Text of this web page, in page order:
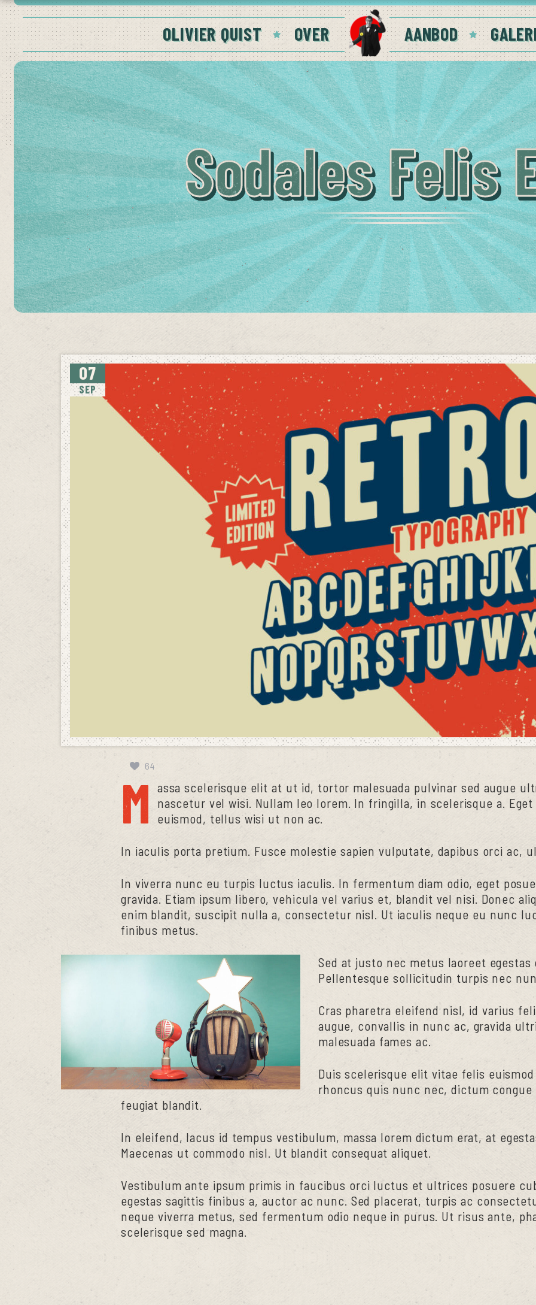
OLIVIER QUIST OVER AANBOD
Sodales Felis
07
SEP
64
M assa scelerisque elit at ut id, tortor malesuada pulvinar sed augue
nascetur vel wisi. Nullam leo lorem. In fringilla, in scelerisque a.
euismod, tellus wisi ut non ac.
In iaculis porta pretium. Fusce molestie sapien vulputate, dapibus orci ac,
In viverra nunc eu turpis luctus iaculis. In fermentum diam odio, eget
gravida. Etiam ipsum libero, vehicula vel varius et, blandit vel nisi. Donec
enim blandit, suscipit nulla a, consectetur nisl. Ut iaculis neque eu nunc
finibus metus.
Sed at justo nec metus laoreet egestas
Pellentesque sollicitudin turpis nec
Cras pharetra eleifend nisl, id varius
augue, convallis in nunc ac, gravida
malesuada fames ac.
Duis scelerisque elit vitae felis
rhoncus quis nunc nec, dictum congue
feugiat blandit.
In eleifend, lacus id tempus vestibulum, massa lorem dictum erat, at
Maecenas ut commodo nisl. Ut blandit consequat aliquet.
Vestibulum ante ipsum primis in faucibus orci luctus et ultrices posuere
egestas sagittis finibus a, auctor ac nunc. Sed placerat, turpis ac
neque viverra metus, sed fermentum odio neque in purus. Ut risus ante,
scelerisque sed magna.